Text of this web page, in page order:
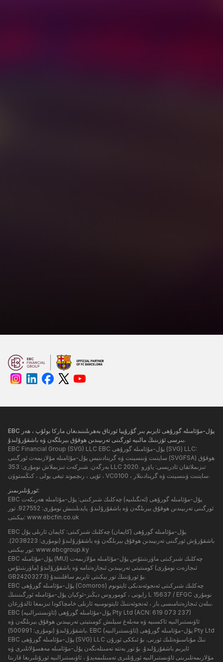
EBC پۇل-مۇئامىلە گورۇھى ئايرىم بىر گۇرۇپپا ئورتاق بەھرىلىنىدىغان ماركا بولۇپ ، ھەر
بىرسى ئۆزىنىڭ مالىيە ئورگىنى تەرىپىدىن ھوقۇق بېرىلگەن ۋە باشقۇرۇلىدۇ.
EBC Financial Group (SVG) LLC EBC پۇل-مۇئامىلە گورۇھى (SVG) LLC:
ساينىت ۋىنسېنت ۋە گرېنادىنېس پۇل-مۇئامىلە مۇلازىمەت ئورگىنى (SVGFSA) ھوقۇق
بەرگەن. شىركەت تىزىملاش نومۇرى: 353 LLC 2020. تىزىملاتقان ئادرېسى: ياۋرو
ئۆيى ، رىچموند تېغى يولى ، كىڭستوۋن ، VC0100 ، ساينىت ۋىنسېنت ۋە گرېنادىنلار.
ئورۇنلىرىمىز:
EBC پۇل-مۇئامىلە گورۇھى (ئەنگىلىيە) چەكلىك شىركىتى: پۇل-مۇئامىلە ھەرىكەت
ئورگىنى تەرىپىدىن ھوقۇق بېرىلگەن ۋە باشقۇرۇلىدۇ. پايدىلىنىش نومۇرى: 927552. تور
بېكىتى: www.ebcfin.co.uk
EBC پۇل-مۇئامىلە گورۇھى (كايمان) چەكلىك شىركىتى: كايمان ئارىلى پۇل
باشقۇرۇش ئورگىنى تەرىپىدىن ھوقۇق بېرىلگەن ۋە باشقۇرۇلىدۇ (نومۇرى: 2038223).
تور بېكىتى: www.ebcgroup.ky
EBC پۇل-مۇئامىلە (MU) چەكلىك شىركىتى ماۋرىتىئۇس پۇل-مۇئامىلە مۇلازىمەت
كومىتېتى تەرىپىدىن ئىجازەتنامە ۋە باشقۇرۇلىدۇ (ماۋرىتىئۇس (ئىجازەت نومۇرى
GB24203273) بۇ ئورۇننىڭ تور بېكىتى ئايرىم ساقلىنىدۇ.
EBC پۇل-مۇئامىلە گورۇھى (Comoros) چەكلىك شىركىتى ئەنجوئەندىكى ئاپتونوم
رايونى ، كوموروس دېڭىز-ئوكيان پۇل-مۇئامىلە ئورگىنىنىڭ L 15637 / EFGC نومۇرى
بىلەن ئىجازەتنامىسى بار ، ئەنجوئەننىڭ ئاپتونومىيە ئارىلى خامچاكودا تىزىمغا ئالدۇرغان.
EBC پۇل-مۇئامىلە گورۇھى (ئاۋىستىرالىيە) Pty Ltd (ACN: 619 073 237)
ئاۋىستىرالىيە ئاكسىيە ۋە مەبلەغ سېلىش كومىتېتى تەرىپىدىن ھوقۇق بېرىلگەن ۋە
باشقۇرۇلىدۇ (نومۇرى: 500991). EBC پۇل-مۇئامىلە گورۇھى (ئاۋىستىرالىيە) Pty Ltd
EBC پۇل-مۇئامىلە گورۇھى (SVG) LLC نىڭ مۇناسىۋەتلىك ئورنى. بۇ ئىككى ئورۇن
ئايرىم باشقۇرۇلىدۇ. بۇ تور بەتتە تەمىنلەنگەن پۇل-مۇئامىلە مەھسۇلاتلىرى ۋە
مۇلازىمەتلىرىنى ئاۋىستىرالىيە ئورۇنلىرى تەمىنلىمەيدۇ ، ئاۋىستىرالىيە ئورۇنلىرىغا قارىتا